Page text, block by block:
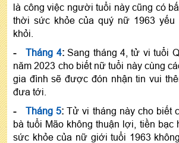
là công việc người tuổi này cũng có
thời sức khỏe của quý nữ 1963 yếu
khỏi.
-Tháng 4:Sang tháng 4, tử vi tuổi
năm 2023 cho biết nữ tuổi này cùng
gia đình sẽ được đón nhận tin vui
đưa tới.
- Tháng 5:Tử vi tháng này cho biết
bà tuổi Mão không thuận lợi, tiền bạc
sức khỏe của nữ giới tuổi 1963